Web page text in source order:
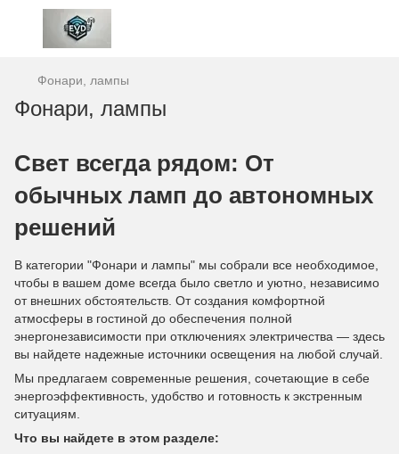
Фонари, лампы
Фонари, лампы
Свет всегда рядом: От
обычных ламп до автономных
решений
В категории "Фонари и лампы" мы собрали все необходимое,
чтобы в вашем доме всегда было светло и уютно, независимо
от внешних обстоятельств. От создания комфортной
атмосферы в гостиной до обеспечения полной
энергонезависимости при отключениях электричества — здесь
вы найдете надежные источники освещения на любой случай.
Мы предлагаем современные решения, сочетающие в себе
энергоэффективность, удобство и готовность к экстренным
ситуациям.
Что вы найдете в этом разделе: